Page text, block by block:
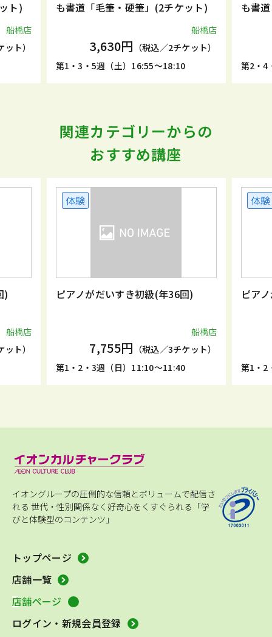
ト)
船橋店
ト）
も書道「毛筆・硬筆」(2チケット)
船橋店
3,630円 （税込／2チケット）
第1・3・5週（土）16:55～18:10
も書
第2・4
関連カテゴリーからの
おすすめ講座
)
船橋店
ト）
体験
ピアノがだいすき初級(年36回)
船橋店
7,755円 （税込／3チケット）
第1・2・3週（日）11:10～11:40
体験
ピア
第1・2
イオングループの圧倒的な信頼とボリュームで配信さ
れる 世代・性別関係なく好奇心をくすぐられる「学
びと体験型のコンテンツ」
トップページ
店舗一覧
店舗ページ
ログイン・新規会員登録